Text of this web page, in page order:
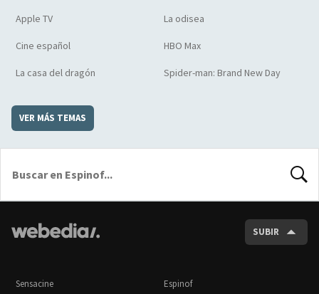
Apple TV La odisea
Cine español HBO Max
La casa del dragón Spider-man: Brand New Day
VER MÁS TEMAS
SUBIR
Sensacine Espinof